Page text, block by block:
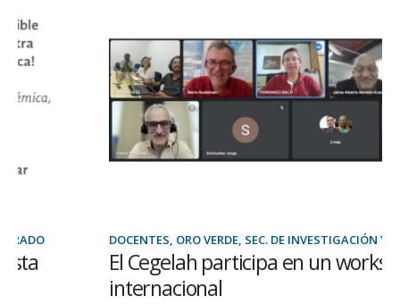
DOCENTES, ORO VERDE, SEC. DE INVESTIGACIÓN Y POSGRADO
El Cegelah participa en un workshop
internacional